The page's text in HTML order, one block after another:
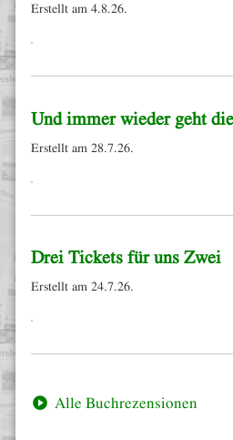
Erstellt am 4.8.26.
Und immer wieder geht
Erstellt am 28.7.26.
Drei Tickets für uns Zwei
Erstellt am 24.7.26.
Alle Buchrezensionen